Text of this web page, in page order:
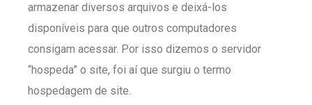
armazenar diversos arquivos e deixá-los
disponíveis para que outros computadores
consigam acessar. Por isso dizemos o servidor
“hospeda” o site, foi aí que surgiu o termo
hospedagem de site.